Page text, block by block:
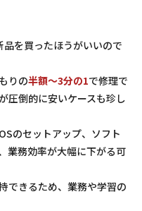
品を買ったほうがいいので
りの半額～3分の1で修理で
圧倒的に安いケースも珍し
のセットアップ、ソフト
業務効率が大幅に下がる可
できるため、業務や学習の